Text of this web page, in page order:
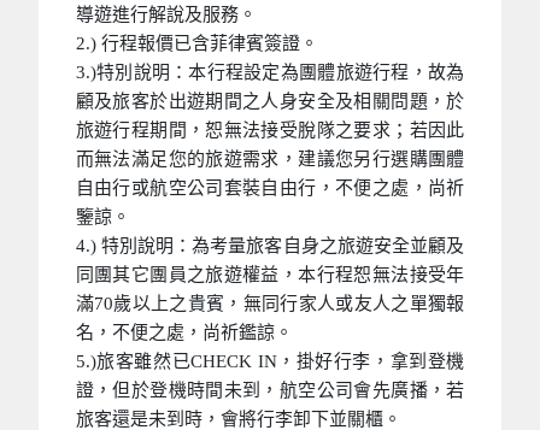
導遊進行解說及服務。
2.) 行程報價已含菲律賓簽證。
3.)特別說明：本行程設定為團體旅遊行程，故為
顧及旅客於出遊期間之人身安全及相關問題，於
旅遊行程期間，恕無法接受脫隊之要求；若因此
而無法滿足您的旅遊需求，建議您另行選購團體
自由行或航空公司套裝自由行，不便之處，尚祈
鑒諒。
4.) 特別說明：為考量旅客自身之旅遊安全並顧及
同團其它團員之旅遊權益，本行程恕無法接受年
滿70歲以上之貴賓，無同行家人或友人之單獨報
名，不便之處，尚祈鑑諒。
5.)旅客雖然已CHECK IN，掛好行李，拿到登機
證，但於登機時間未到，航空公司會先廣播，若
旅客還是未到時，會將行李卸下並關櫃。